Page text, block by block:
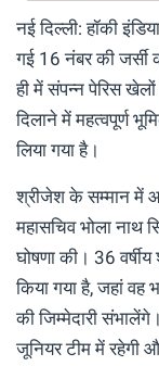
नई दिल्ली: हॉकी
गई 16 नंबर की जर्सी
ही में संपन्न पेरिस
दिलाने में महत्वपूर्ण
लिया गया है।
श्रीजेश के सम्मान में
महासचिव भोला नाथ
घोषणा की। 36
किया गया है, जहां वह
की जिम्मेदारी
जूनियर टीम में रहेगी